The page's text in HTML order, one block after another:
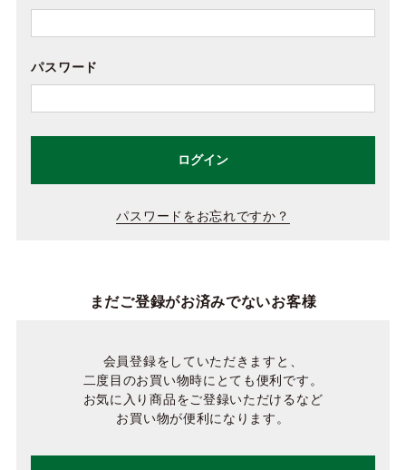
パスワード
ログイン
パスワードをお忘れですか？
まだご登録がお済みでないお客様
会員登録をしていただきますと、
二度目のお買い物時にとても便利です。
お気に入り商品をご登録いただけるなど
お買い物が便利になります。